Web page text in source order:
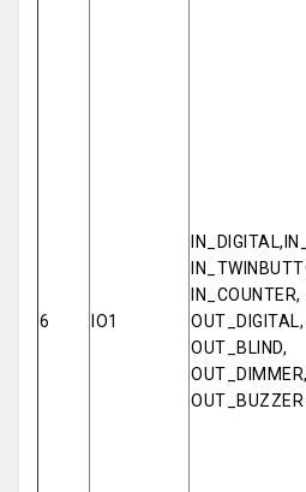
6 IO1
IN_COUNTER,
OUT_DIGITAL,
OUT_BLIND,
OUT_DIMMER,
OUT_BUZZER